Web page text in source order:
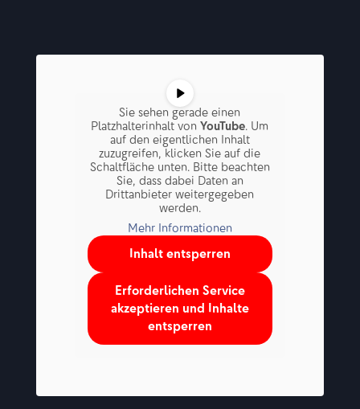
Sie sehen gerade einen
Platzhalterinhalt vonYouTube. Um
auf den eigentlichen Inhalt
zuzugreifen, klicken Sie auf die
Schaltfläche unten. Bitte beachten
Sie, dass dabei Daten an
Drittanbieter weitergegeben
werden.
Mehr Informationen
Inhalt entsperren
Erforderlichen Service
akzeptieren und Inhalte
entsperren